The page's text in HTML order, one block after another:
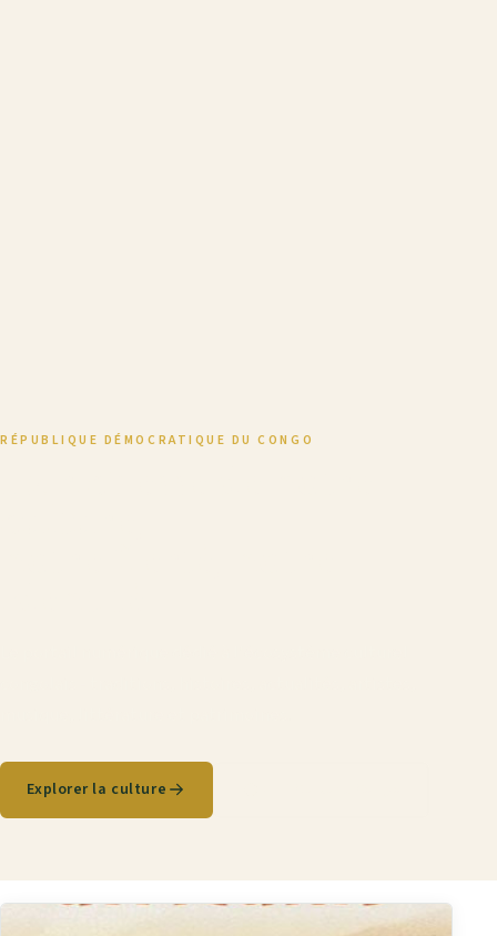
RÉPUBLIQUE DÉMOCRATIQUE DU CONGO
Explorer la culture